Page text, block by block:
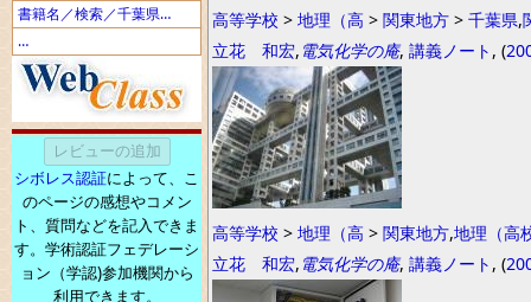
書籍名／検索／千葉県…
…
シボレス認証によって、こ
のページの感想やコメン
ト、質問などを記入できま
す。学術認証フェデレーシ
ョン（学認)参加機関から
利用できます。
高等学校 > 地理（高 > 関東地方 > 千葉県,
立花 和宏, 電気化学の庵, 講義ノート , (
高等学校 > 地理（高 > 関東地方,地理（高
立花 和宏, 電気化学の庵, 講義ノート , (